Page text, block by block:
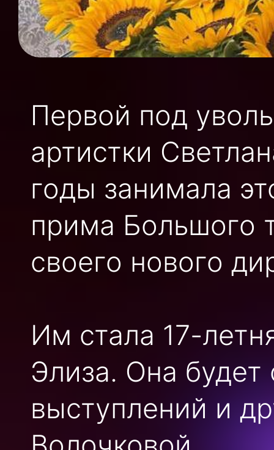
Первой под
артистки
годы занимала
прима Большого
своего нового
Им стала 17-
Элиза. Она будет
выступлений и